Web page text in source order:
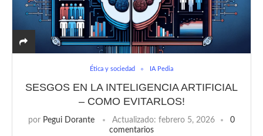
Ética y sociedad IA Pedia
SESGOS EN LA INTELIGENCIA ARTIFICIAL
– COMO EVITARLOS!
por Pegui Dorante Actualizado: febrero 5, 2026
0
comentarios